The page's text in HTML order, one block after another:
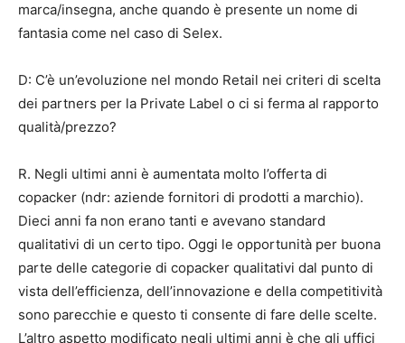
marca/insegna, anche quando è presente un nome di
fantasia come nel caso di Selex.
D: C’è un’evoluzione nel mondo Retail nei criteri di scelta
dei partners per la Private Label o ci si ferma al rapporto
qualità/prezzo?
R. Negli ultimi anni è aumentata molto l’offerta di
copacker (ndr: aziende fornitori di prodotti a marchio).
Dieci anni fa non erano tanti e avevano standard
qualitativi di un certo tipo. Oggi le opportunità per buona
parte delle categorie di copacker qualitativi dal punto di
vista dell’efficienza, dell’innovazione e della competitività
sono parecchie e questo ti consente di fare delle scelte.
L’altro aspetto modificato negli ultimi anni è che gli uffici